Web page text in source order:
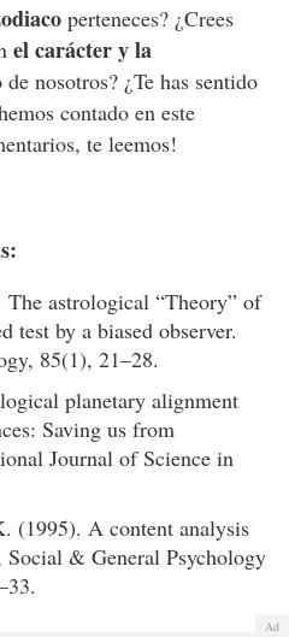
perteneces? ¿Crees
el carácter y la
de nosotros? ¿Te has sentido
contado en este
te leemos!
astrological “Theory” of
test by a biased observer.
85(1), 21–28.
planetary alignment
Saving us from
Journal of Science in
(1995). A content analysis
Social & General Psychology
Ad